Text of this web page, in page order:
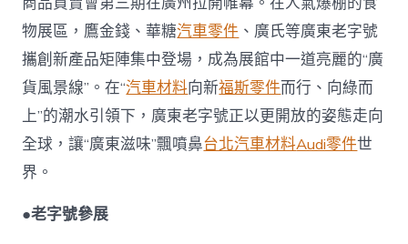
號
向
新
向
綠
OSDER
奧
斯
德
物展區，鷹金錢、華糖汽車零件 、廣氏等廣東老字號
攜創新產品矩陣集中登場，成為展館中一道亮麗的“廣
貨風景線”。在“汽車材料向新福斯零件而行、向綠而
上”的潮水引領下，廣東老字號正以更開放的姿態走向
全球，讓“廣東滋味”飄噴鼻台北汽車材料Audi零件世
界。
●老字號參展